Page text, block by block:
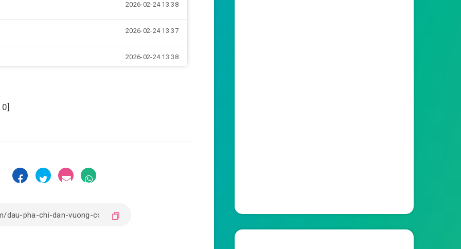
2026-02-24 13:38
2026-02-24 13:37
2026-02-24 13:38
0]